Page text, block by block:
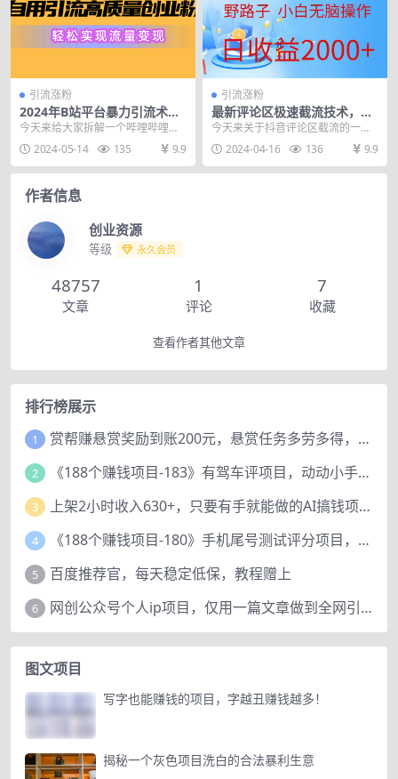
引流涨粉
2024年B站平台暴力引流术，
自用引流高质量创业粉，轻松
今天来给大家拆解一个哔哩哔哩纯
搬运引流创业粉每天300+的方法。
b站是哔哩哔哩的...
2024-05-14 135 9.9
引流涨粉
最新评论区极速截流技术，日
引流300+创业粉，简单操作单
今天来关于抖音评论区截流的一个
24 年最新的方法。那么看过我课程
的人应该都知道...
2024-04-16 136 9.9
作者信息
创业资源
等级 永久会员
48757
文章
1
评论
7
收藏
查看作者其他文章
排行榜展示
1 赏帮赚悬赏奖励到账200元，悬赏任务多劳多得，人人可做。
2 《188个赚钱项目-183》有驾车评项目，动动小手，复制粘贴赚44元！
3 上架2小时收入630+，只要有手就能做的AI搞钱项目，奶奶看完都能学会!
4 《188个赚钱项目-180》手机尾号测试评分项目，短视频直播日赚200+
5 百度推荐官，每天稳定低保，教程赠上
6 网创公众号个人ip项目，仅用一篇文章做到全网引流！
图文项目
写字也能赚钱的项目，字越丑赚钱越多！
揭秘一个灰色项目洗白的合法暴利生意